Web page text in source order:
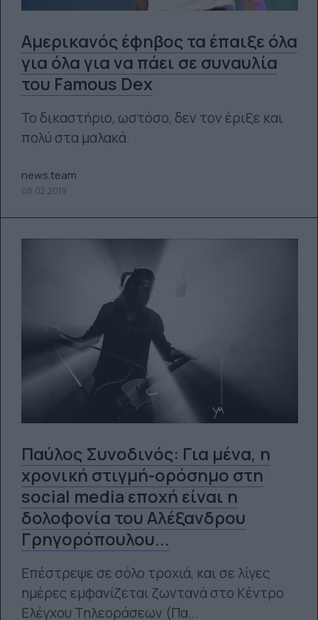
Αμερικανός έφηβος τα έπαιξε όλα
για όλα για να πάει σε συναυλία
του Famous Dex
Το δικαστήριο, ωστόσο, δεν τον έριξε και
πολύ στα μαλακά.
news.team
08.02.2019
Παύλος Συνοδινός: Για μένα, η
χρονική στιγμή-ορόσημο στη
social media εποχή είναι η
δολοφονία του Αλέξανδρου
Γρηγορόπουλου...
Επέστρεψε σε σόλο τροχιά, και σε λίγες
ημέρες εμφανίζεται ζωντανά στο Κέντρο
Ελέγχου Τηλεοράσεων (Πα...